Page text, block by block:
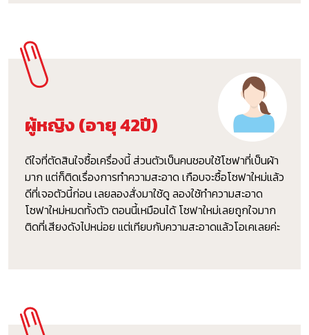
ผู้หญิง (อายุ 42ปี)
ดีใจที่ตัดสินใจซื้อเครื่องนี้ ส่วนตัวเป็นคนชอบใช้โซฟาที่เป็นผ้า
มาก แต่ก็ติดเรื่องการทำความสะอาด เกือบจะซื้อโซฟาใหม่แล้ว
ดีที่เจอตัวนี้ก่อน เลยลองสั่งมาใช้ดู ลองใช้ทำความสะอาด
โซฟาใหม่หมดทั้งตัว ตอนนี้เหมือนได้ โซฟาใหม่เลยถูกใจมาก
ติดที่เสียงดังไปหน่อย แต่เทียบกับความสะอาดแล้วโอเคเลยค่ะ